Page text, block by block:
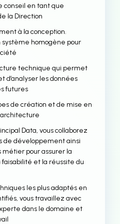
conseil en tant que
la Direction
à la conception.
système homogène pour
technique qui permet
d’analyser les données
futures
de création et de mise en
Data, vous collaborez
de développement ainsi
métier pour assurer la
et la réussite du
les plus adaptés en
vous travaillez avec
dans le domaine et